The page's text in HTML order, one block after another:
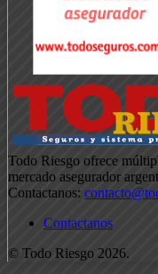
Todo Riesgo ofrece
mercado asegurador
Contactanos:
Contactanos
© Todo Riesgo 2026.